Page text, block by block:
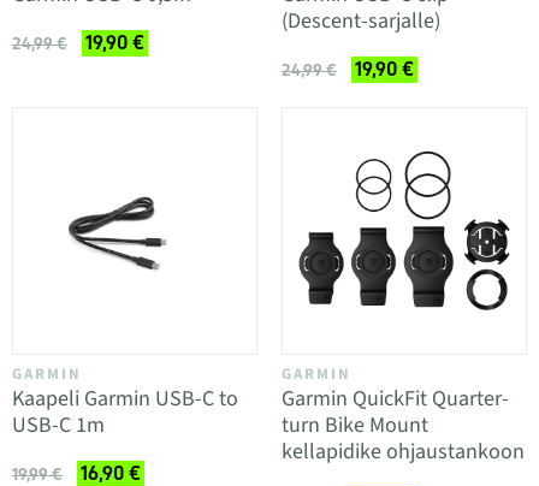
24,99 € 19,90 €
(Descent-sarjalle)
24,99 € 19,90 €
GARMIN
Kaapeli Garmin USB-C to
USB-C 1m
19,99 € 16,90 €
GARMIN
Garmin QuickFit Quarter-
turn Bike Mount
kellapidike ohjaustankoon